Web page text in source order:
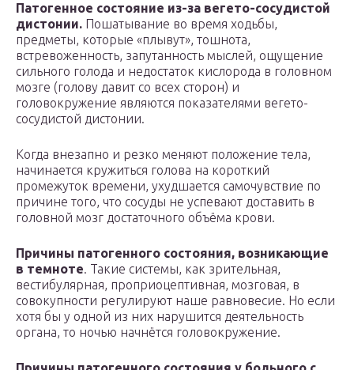
Патогенное состояние из-за вегето-сосудистой
дистонии. Пошатывание во время ходьбы,
предметы, которые «плывут», тошнота,
встревоженность, запутанность мыслей, ощущение
сильного голода и недостаток кислорода в головном
мозге (голову давит со всех сторон) и
головокружение являются показателями вегето-
сосудистой дистонии.
Когда внезапно и резко меняют положение тела,
начинается кружиться голова на короткий
промежуток времени, ухудшается самочувствие по
причине того, что сосуды не успевают доставить в
головной мозг достаточного объёма крови.
Причины патогенного состояния, возникающие
в темноте. Такие системы, как зрительная,
вестибулярная, проприоцептивная, мозговая, в
совокупности регулируют наше равновесие. Но если
хотя бы у одной из них нарушится деятельность
органа, то ночью начнётся головокружение.